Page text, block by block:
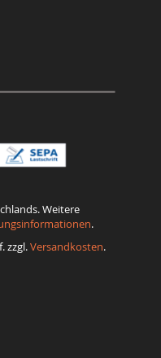
Weitere
.
zzgl.Versandkosten.